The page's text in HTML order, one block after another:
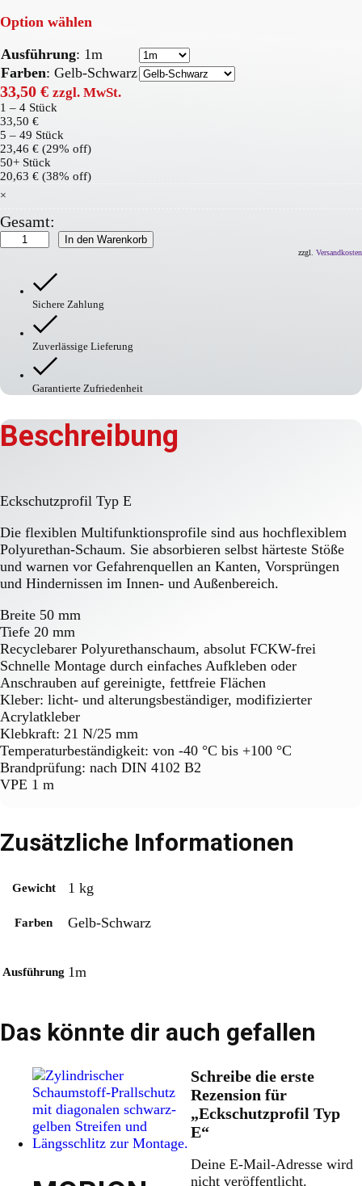
Option wählen
Ausführung: 1m
Farben: Gelb-Schwarz
33,50 € zzgl. MwSt.
1 – 4 Stück
33,50 €
5 – 49 Stück
23,46 € (29% off)
50+ Stück
20,63 € (38% off)
×
Gesamt:
Eckschutzprofil
Typ
In den Warenkorb
zzgl. Versandkosten
Sichere Zahlung
Zuverlässige Lieferung
Garantierte Zufriedenheit
Beschreibung
Eckschutzprofil Typ E
Die flexiblen Multifunktionsprofile sind aus hochflexiblem
Polyurethan-Schaum. Sie absorbieren selbst härteste Stöße
und warnen vor Gefahrenquellen an Kanten, Vorsprüngen
und Hindernissen im Innen- und Außenbereich.
Breite 50 mm
Tiefe 20 mm
Recyclebarer Polyurethanschaum, absolut FCKW-frei
Schnelle Montage durch einfaches Aufkleben oder
Anschrauben auf gereinigte, fettfreie Flächen
Kleber: licht- und alterungsbeständiger, modifizierter
Acrylatkleber
Klebkraft: 21 N/25 mm
Temperaturbeständigkeit: von -40 °C bis +100 °C
Brandprüfung: nach DIN 4102 B2
VPE 1 m
Zusätzliche Informationen
Gewicht 1 kg
Farben Gelb-Schwarz
Ausführung 1m
Das könnte dir auch gefallen
Schreibe die erste
Rezension für
„Eckschutzprofil Typ
E“
Deine E-Mail-Adresse wird
nicht veröffentlicht.